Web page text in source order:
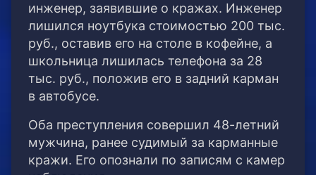
инженер, заявившие о кражах. Инженер
лишился ноутбука стоимостью 200 тыс.
руб., оставив его на столе в кофейне, а
школьница лишилась телефона за 28
тыс. руб., положив его в задний карман
в автобусе.
Оба преступления совершил 48-летний
мужчина, ранее судимый за карманные
кражи. Его опознали по записям с камер